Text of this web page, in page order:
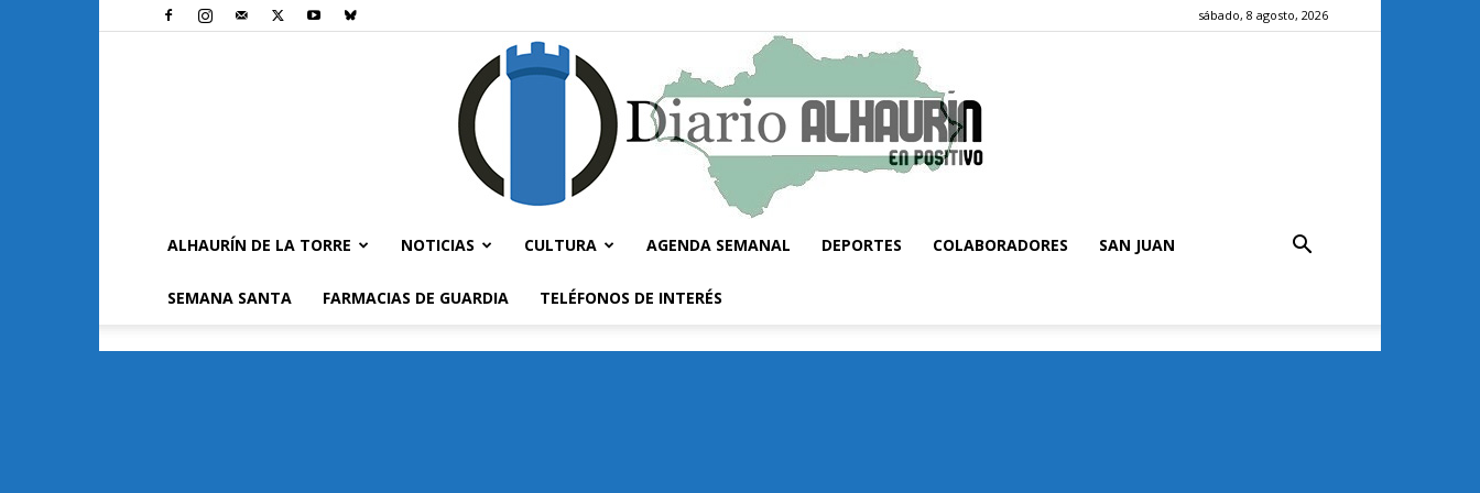
sábado, 8 agosto, 2026
ALHAURÍN DE LA TORRE NOTICIAS CULTURA AGENDA SEMANAL DEPORTES COLABORADORES SAN JUAN
SEMANA SANTA FARMACIAS DE GUARDIA TELÉFONOS DE INTERÉS